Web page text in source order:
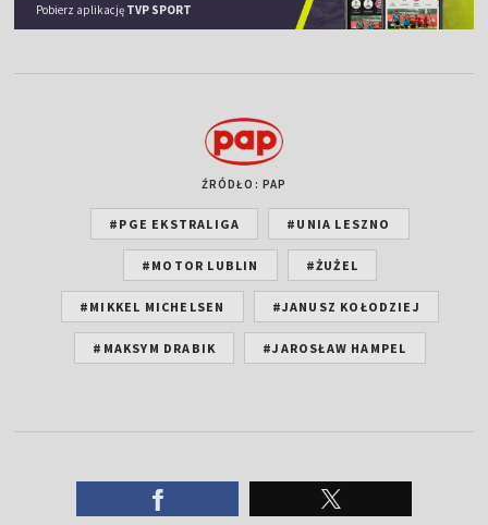
Pobierz aplikację TVP SPORT
ŹRÓDŁO: PAP
#PGE EKSTRALIGA #UNIA LESZNO
#MOTOR LUBLIN #ŻUŻEL
#MIKKEL MICHELSEN #JANUSZ KOŁODZIEJ
#MAKSYM DRABIK #JAROSŁAW HAMPEL